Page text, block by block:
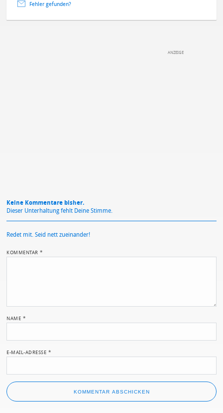
Fehler gefunden?
Keine Kommentare bisher.
Dieser Unterhaltung fehlt Deine Stimme.
Redet mit. Seid nett zueinander!
KOMMENTAR*
NAME *
E-MAIL-ADRESSE *